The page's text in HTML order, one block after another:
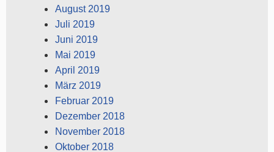
August 2019
Juli 2019
Juni 2019
Mai 2019
April 2019
März 2019
Februar 2019
Dezember 2018
November 2018
Oktober 2018